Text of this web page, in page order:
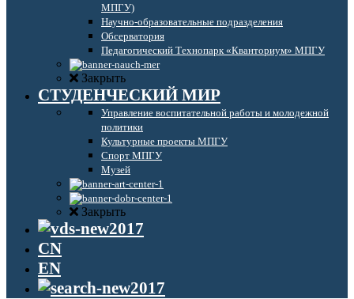
МПГУ)
Научно-образовательные подразделения
Обсерватория
Педагогический Технопарк «Кванториум» МПГУ
Закрыть
СТУДЕНЧЕСКИЙ МИР
Управление воспитательной работы и молодежной
политики
Культурные проекты МПГУ
Спорт МПГУ
Музей
Закрыть
CN
EN